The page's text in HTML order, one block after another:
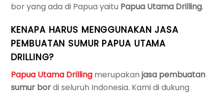
bor yang ada di Papua yaitu Papua Utama Drilling.
KENAPA HARUS MENGGUNAKAN JASA
PEMBUATAN SUMUR PAPUA UTAMA
DRILLING?
Papua Utama Drilling merupakanjasa pembuatan
sumur bordi seluruh Indonesia. Kami di dukung